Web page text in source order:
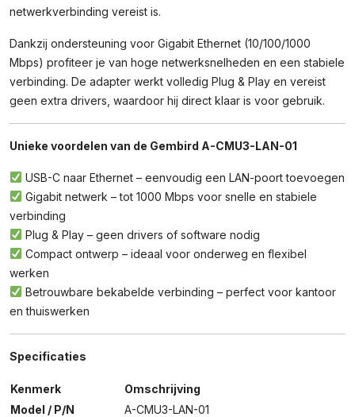
netwerkverbinding vereist is.
Dankzij ondersteuning voor Gigabit Ethernet (10/100/1000
Mbps) profiteer je van hoge netwerksnelheden en een stabiele
verbinding. De adapter werkt volledig Plug & Play en vereist
geen extra drivers, waardoor hij direct klaar is voor gebruik.
Unieke voordelen van de Gembird A-CMU3-LAN-01
USB-C naar Ethernet – eenvoudig een LAN-poort toevoegen
Gigabit netwerk – tot 1000 Mbps voor snelle en stabiele
verbinding
Plug & Play – geen drivers of software nodig
Compact ontwerp – ideaal voor onderweg en flexibel
werken
Betrouwbare bekabelde verbinding – perfect voor kantoor
en thuiswerken
Specificaties
Kenmerk
Omschrijving
Model / P/N
A-CMU3-LAN-01